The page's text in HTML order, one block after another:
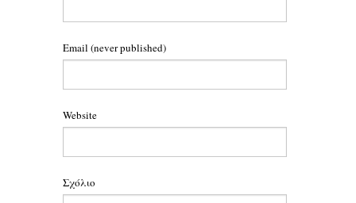
Email (never published)
Website
Σχόλιο